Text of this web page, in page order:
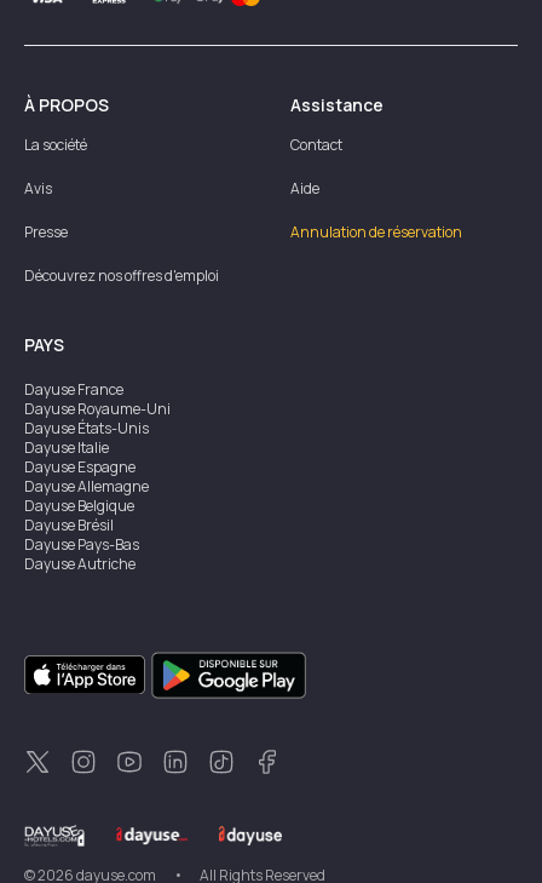
À PROPOS
La société
Avis
Presse
Découvrez nos offres d'emploi
Assistance
Contact
Aide
Annulation de réservation
PAYS
DayuseFrance
DayuseRoyaume-Uni
DayuseÉtats-Unis
DayuseItalie
DayuseEspagne
DayuseAllemagne
DayuseBelgique
DayuseBrésil
DayusePays-Bas
DayuseAutriche
DayuseSingapour
DayuseSuède
DayuseThaïlande
DayuseNouvelle-Zélande
DayuseTurquie
©2026dayuse.com • All Rights Reserved